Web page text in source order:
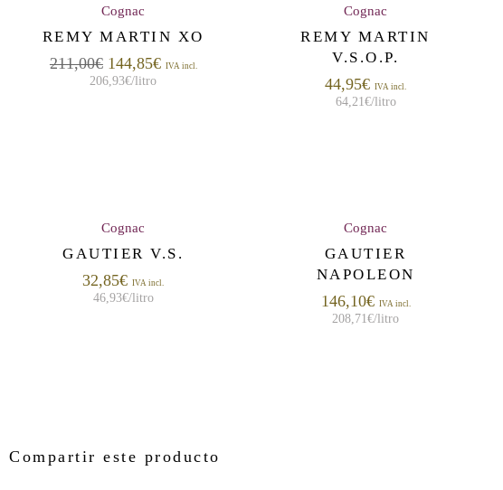
Cognac
REMY MARTIN XO
211,00€ 144,85€ IVA incl.
206,93€/litro
Cognac
REMY MARTIN
V.S.O.P.
44,95€ IVA incl.
64,21€/litro
Cognac
GAUTIER V.S.
32,85€ IVA incl.
46,93€/litro
Cognac
GAUTIER
NAPOLEON
146,10€ IVA incl.
208,71€/litro
Compartir este producto